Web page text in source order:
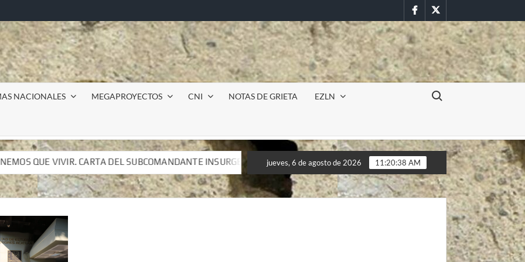
FacebookTwitter
NACIONALES MEGAPROYECTOS CNI NOTAS DE GRIETA EZLN
Buscar:
DEL SUBCOMANDANTE INSURGENTE MOISÉS A LUIS DE TAVIRA
Incursión militar en la UAEM (Morelos) durante paro
SUBCOMANDANTE INSURGENTE MOISÉS A LUIS DE TAVIRA
Incursión militar en la UAEM (Morelos) durante paro
jueves, 6 de agosto de 2026 11:20:40 AM